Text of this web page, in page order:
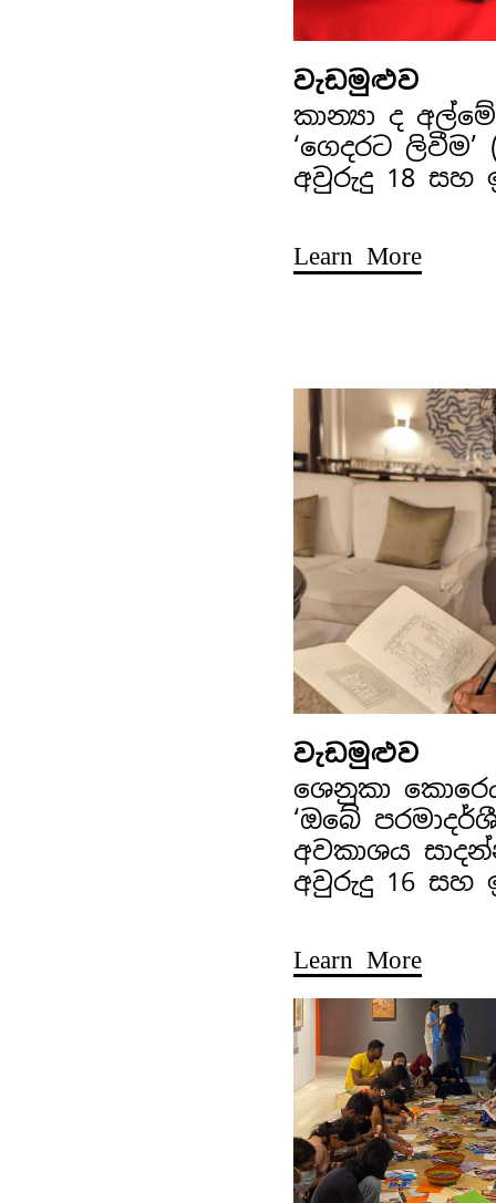
වැඩමුළුව
කාන්‍යා ද
‘ගෙදරට ලිවීම’
අවුරුදු 18 සහ
Learn More
වැඩමුළුව
ශෙනුකා
‘ඔබේ
අවකාශය
අවුරුදු 16 සහ
Learn More